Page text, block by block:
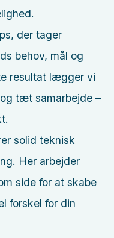
der tager
behov, mål og
resultat lægger vi
tæt samarbejde –
solid teknisk
Her arbejder
side for at skabe
forskel for din